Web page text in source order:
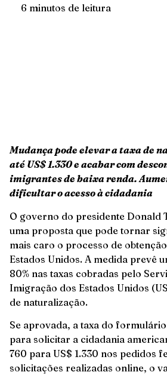
6 minutos de leitura
Mudança pode elevar a taxa de
até US$ 1.330 e acabar com
imigrantes de baixa renda.
dificultar o acesso à cidadania
O governo do presidente Donald
uma proposta que pode tornar
mais caro o processo de
Estados Unidos. A medida prevê
80% nas taxas cobradas pelo
Imigração dos Estados Unidos
de naturalização.
Se aprovada, a taxa do
para solicitar a cidadania
760 para US$ 1.330 nos pedidos
solicitações realizadas online, o